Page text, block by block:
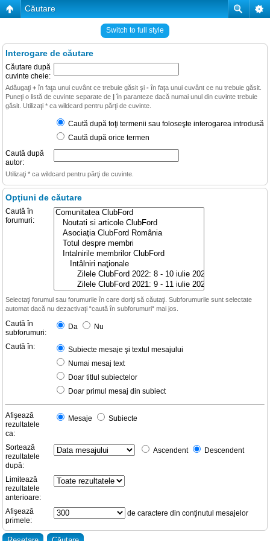
Căutare
Switch to full style
Interogare de căutare
Căutare după
cuvinte cheie:
Adăugaţi + în faţa unui cuvânt ce trebuie găsit şi - în faţa unui cuvânt ce nu trebuie găsit.
Puneţi o listă de cuvinte separate de | în paranteze dacă numai unul din cuvinte trebuie
găsit. Utilizaţi * ca wildcard pentru părţi de cuvinte.
Caută după toţi termenii sau foloseşte interogarea introdusă
Caută după orice termen
Caută după
autor:
Utilizaţi * ca wildcard pentru părţi de cuvinte.
Opţiuni de căutare
Caută în
forumuri:
Selectaţi forumul sau forumurile în care doriţi să căutaţi. Subforumurile sunt selectate
automat dacă nu dezactivaţi “caută în subforumuri“ mai jos.
Caută în
subforumuri:
Da Nu
Caută în:
Subiecte mesaje şi textul mesajului
Numai mesaj text
Doar titlul subiectelor
Doar primul mesaj din subiect
Afişează
rezultatele
ca:
Mesaje Subiecte
Sortează
rezultatele
după:
Ascendent Descendent
Limitează
rezultatele
anterioare:
Afişează
primele:
de caractere din conţinutul mesajelor